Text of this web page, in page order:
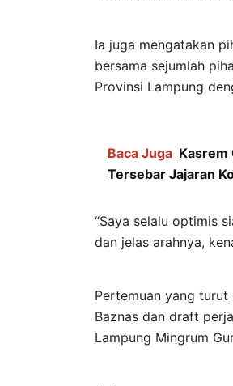
Ia juga mengatakan
bersama sejumlah
Provinsi Lampung
Baca Juga Kasrem
Tersebar Jajaran
“Saya selalu optimis
dan jelas arahnya,
Pertemuan yang
Baznas dan draft
Lampung Mingrum